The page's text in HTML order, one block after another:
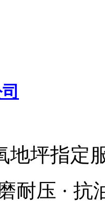
地坪指定
耐压 · 抗